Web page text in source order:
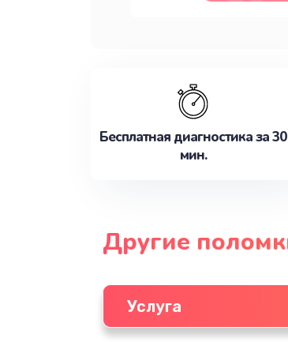
Бесплатная диагностика за 30
мин.
Другие
Услуга